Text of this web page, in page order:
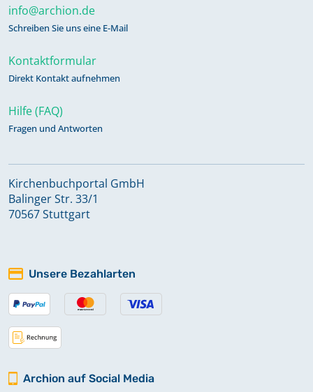
info@archion.de
Schreiben Sie uns eine E-Mail
Kontaktformular
Direkt Kontakt aufnehmen
Hilfe (FAQ)
Fragen und Antworten
Kirchenbuchportal GmbH
Balinger Str. 33/1
70567 Stuttgart
Unsere Bezahlarten
Archion auf Social Media